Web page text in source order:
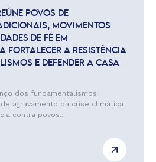
POVOS DE
MOVIMENTOS
DE FÉ EM
FORTALECER A RESISTÊNCIA
E DEFENDER A CASA
dos fundamentalismos
agravamento da crise climática
contra povos...